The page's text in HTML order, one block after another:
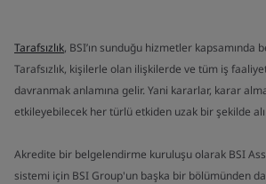
Tarafsızlık, BSI’ın sunduğu hizmetler kapsamında
Tarafsızlık, kişilerle olan ilişkilerde ve tüm iş
davranmak anlamına gelir. Yani kararlar, karar
etkileyebilecek her türlü etkiden uzak bir şekilde
Akredite bir belgelendirme kuruluşu olarak BSI
sistemi için BSI Group'un başka bir bölümünden